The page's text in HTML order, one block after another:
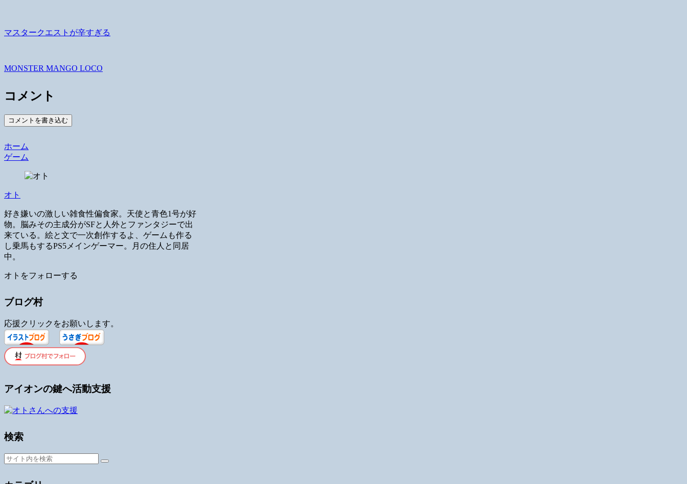
マスタークエストが辛すぎる
MONSTER MANGO LOCO
コメント
コメントを書き込む
ホーム
ゲーム
オト
好き嫌いの激しい雑食性偏食家。天使と青色1号が好
物。脳みその主成分がSFと人外とファンタジーで出
来ている。絵と文で一次創作するよ、ゲームも作る
し乗馬もするPS5メインゲーマー。月の住人と同居
中。
オトをフォローする
ブログ村
応援クリックをお願いします。
アイオンの鍵へ活動支援
検索